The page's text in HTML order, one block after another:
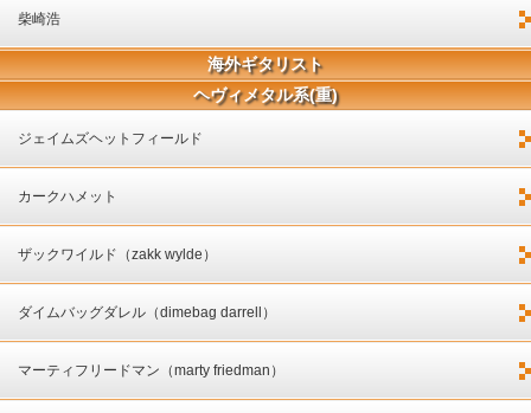
柴崎浩
海外ギタリスト
ヘヴィメタル系(重)
ジェイムズヘットフィールド
カークハメット
ザックワイルド（zakk wylde）
ダイムバッグダレル（dimebag darrell）
マーティフリードマン（marty friedman）